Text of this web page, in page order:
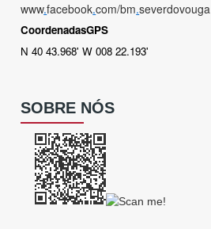
www.facebook.com/bm.severdovouga
CoordenadasGPS
N 40 43.968' W 008 22.193'
SOBRE NÓS